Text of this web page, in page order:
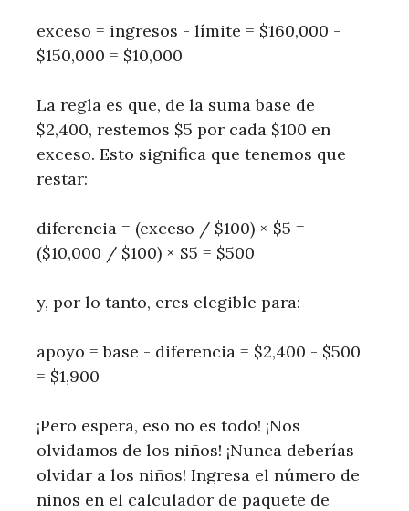
exceso = ingresos - límite = $160,000 -
$150,000 = $10,000
La regla es que, de la suma base de
$2,400, restemos $5 por cada $100 en
exceso. Esto significa que tenemos que
restar:
diferencia = (exceso / $100) × $5 =
($10,000 / $100) × $5 = $500
y, por lo tanto, eres elegible para:
apoyo = base - diferencia = $2,400 - $500
= $1,900
¡Pero espera, eso no es todo! ¡Nos
olvidamos de los niños! ¡Nunca deberías
olvidar a los niños! Ingresa el número de
niños en el calculador de paquete de